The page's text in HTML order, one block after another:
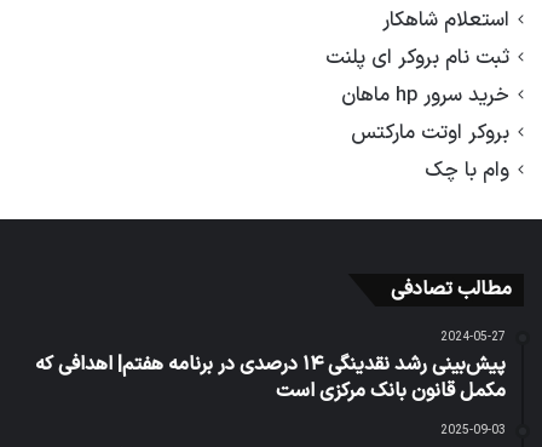
استعلام شاهکار
ثبت نام بروکر ای پلنت
خرید سرور hp ماهان
بروکر اوتت مارکتس
وام با چک
مطالب تصادفی
2024-05-27
پیش‌بینی رشد نقدینگی ۱۴ درصدی در برنامه هفتم| اهدافی که
مکمل قانون بانک مرکزی است
2025-09-03